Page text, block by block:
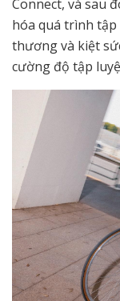
Connect, và sau
hóa quá trình
thương và kiệt
cường độ tập